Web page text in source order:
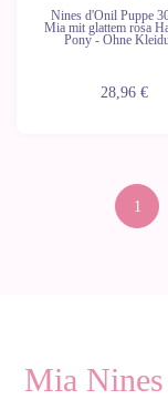
Nines d'Onil Puppe
Mia mit glattem rosa
Pony - Ohne
28,96 €
1
Mia